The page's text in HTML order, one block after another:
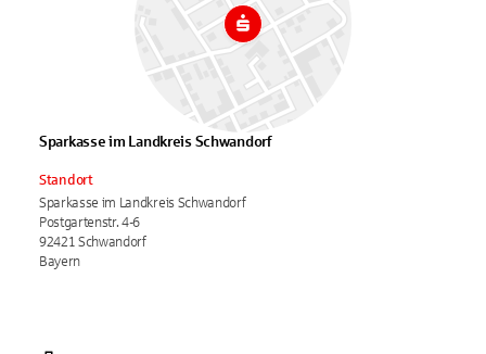
Sparkasse im Landkreis Schwandorf
Standort
Sparkasse im Landkreis Schwandorf
Postgartenstr. 4-6
92421 Schwandorf
Bayern